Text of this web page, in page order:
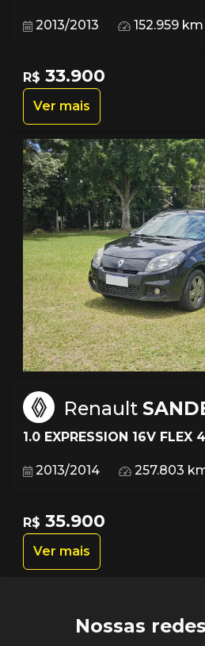
2013/2013 152.959 km
R$ 33.900
Ver mais
Renault
1.0 EXPRESSION 16V FLEX
2013/2014 257.803
R$ 35.900
Ver mais
Nossas